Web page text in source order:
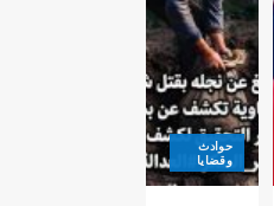
حوادث
وقضايا